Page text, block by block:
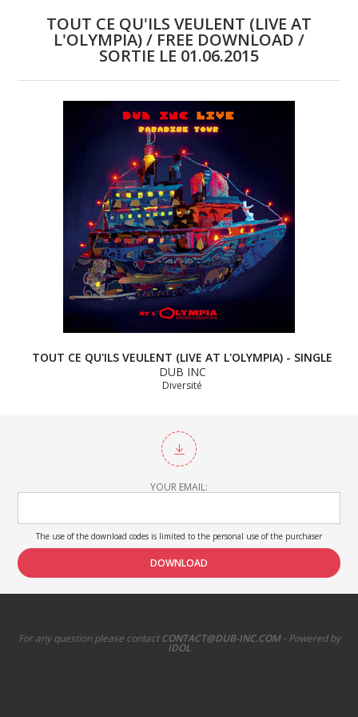
TOUT CE QU'ILS VEULENT (LIVE AT
L'OLYMPIA) / FREE DOWNLOAD /
SORTIE LE 01.06.2015
TOUT CE QU'ILS VEULENT (LIVE AT L'OLYMPIA) - SINGLE
DUB INC
Diversité
YOUR EMAIL:
The use of the download codes is limited to the personal use of the purchaser
For any question please contactCONTACT@DUB-INC.COM- Powered by
IDOL